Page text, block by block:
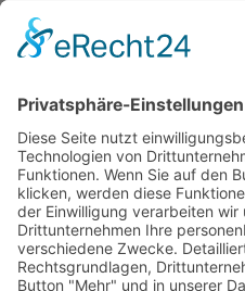
ÖFFNUNGS­ZEI­TEN
Mo-Do: 09:00 — 20:00
Fr: 09:00 — 18:00 Uhr
Sa*: 10:00 — 18:00 Uhr
*auf Anfrage 3x im Monat